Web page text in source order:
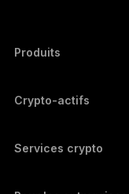
简体中文
العربية
Produits
Hardware Wallet
Ledger Stax
Crypto-actifs
Wallet Ethereum
Services crypto